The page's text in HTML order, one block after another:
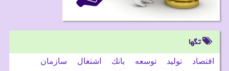
تگها
اقتصاد تولید توسعه بانك اشتغال
سازمان